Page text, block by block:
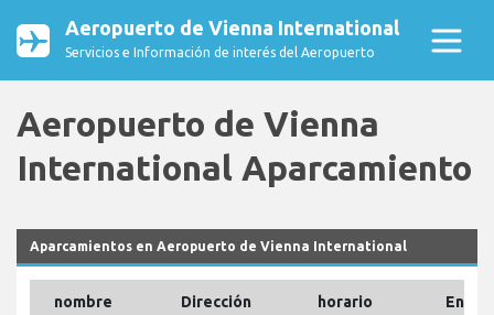
Aeropuerto de Vienna International
Servicios e Información de interés del Aeropuerto
Aeropuerto de Vienna
International Aparcamiento
Aparcamientos en Aeropuerto de Vienna International
nombre Dirección
horario
En